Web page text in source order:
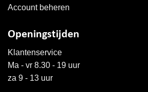
Account beheren
Openingstijden
Klantenservice
Ma - vr 8.30 - 19 uur
za 9 - 13 uur